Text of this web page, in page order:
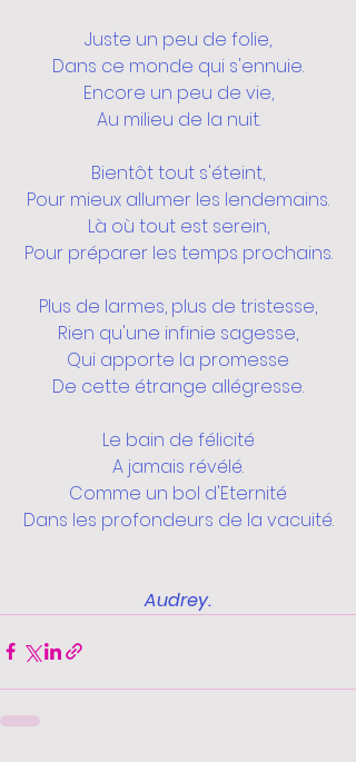
Juste un peu de folie,
Dans ce monde qui s'ennuie.
Encore un peu de vie,
Au milieu de la nuit.
Bientôt tout s'éteint,
Pour mieux allumer les lendemains.
Là où tout est serein,
Pour préparer les temps prochains.
Plus de larmes, plus de tristesse,
Rien qu'une infinie sagesse,
Qui apporte la promesse
De cette étrange allégresse.
Le bain de félicité
A jamais révélé.
Comme un bol d'Eternité
Dans les profondeurs de la vacuité.
Audrey.